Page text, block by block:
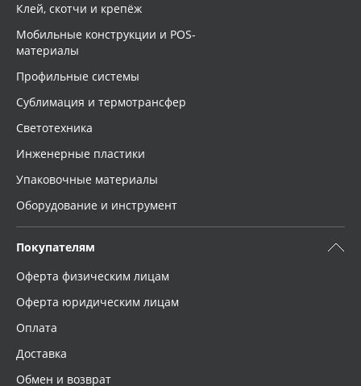
Клей, скотчи и крепёж
Мобильные конструкции и POS-
материалы
Профильные системы
Сублимация и термотрансфер
Светотехника
Инженерные пластики
Упаковочные материалы
Оборудование и инструмент
Покупателям
Оферта физическим лицам
Оферта юридическим лицам
Оплата
Доставка
Обмен и возврат